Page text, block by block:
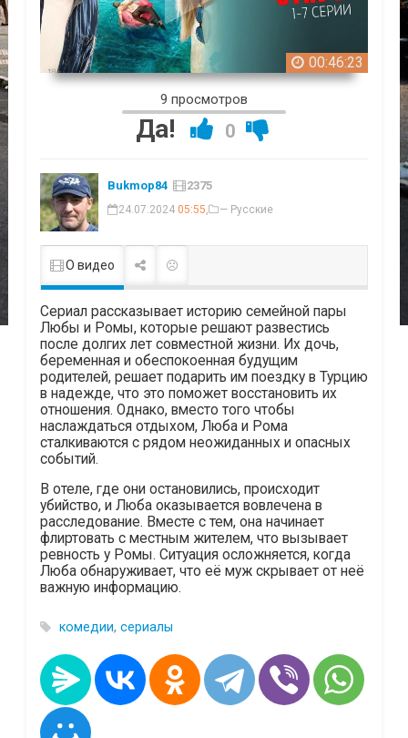
00:46:23
9 просмотров
Да! 0
Bukmop84 2375
24.07.2024 05:55, — Русские
О видео
Сериал рассказывает историю семейной пары
Любы и Ромы, которые решают развестись
после долгих лет совместной жизни. Их дочь,
беременная и обеспокоенная будущим
родителей, решает подарить им поездку в Турцию
в надежде, что это поможет восстановить их
отношения. Однако, вместо того чтобы
наслаждаться отдыхом, Люба и Рома
сталкиваются с рядом неожиданных и опасных
событий.
В отеле, где они остановились, происходит
убийство, и Люба оказывается вовлечена в
расследование. Вместе с тем, она начинает
флиртовать с местным жителем, что вызывает
ревность у Ромы. Ситуация осложняется, когда
Люба обнаруживает, что её муж скрывает от неё
важную информацию.
комедии, сериалы